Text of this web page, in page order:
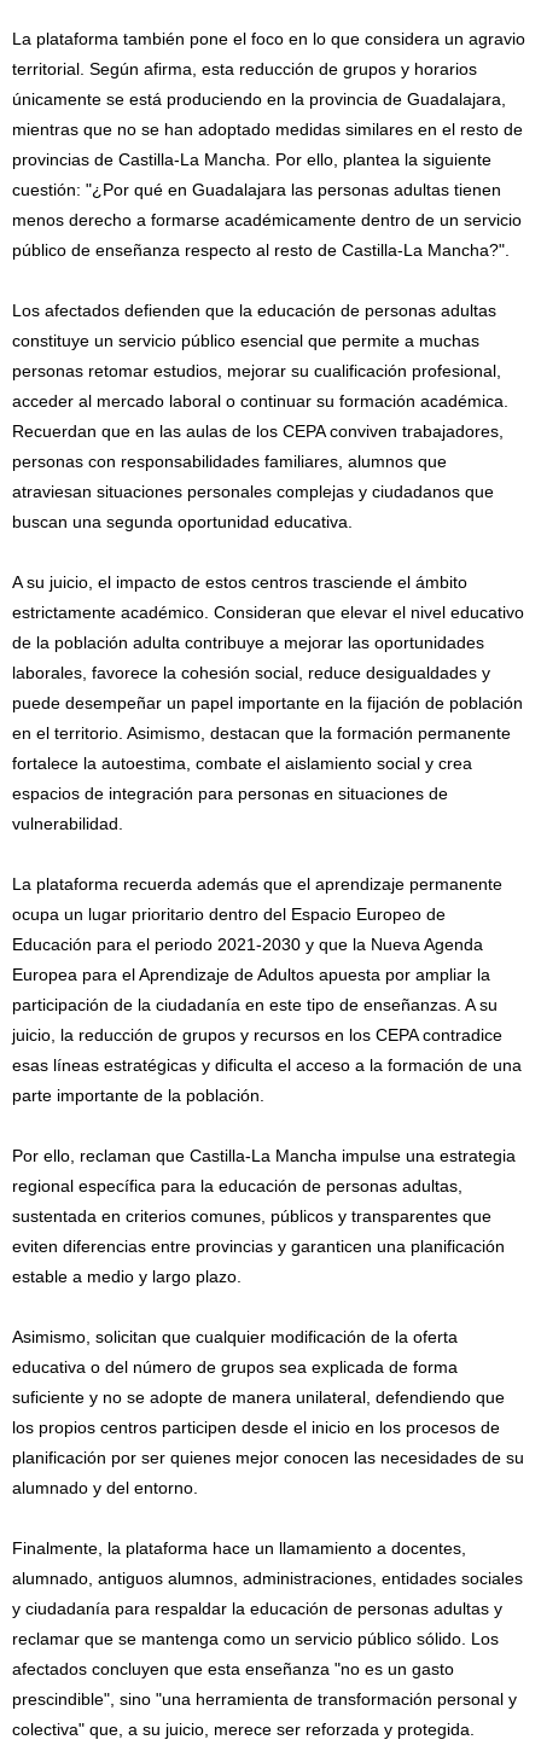
La plataforma también pone el foco en lo que considera un agravio
territorial. Según afirma, esta reducción de grupos y horarios
únicamente se está produciendo en la provincia de Guadalajara,
mientras que no se han adoptado medidas similares en el resto de
provincias de Castilla-La Mancha. Por ello, plantea la siguiente
cuestión: "¿Por qué en Guadalajara las personas adultas tienen
menos derecho a formarse académicamente dentro de un servicio
público de enseñanza respecto al resto de Castilla-La Mancha?".
Los afectados defienden que la educación de personas adultas
constituye un servicio público esencial que permite a muchas
personas retomar estudios, mejorar su cualificación profesional,
acceder al mercado laboral o continuar su formación académica.
Recuerdan que en las aulas de los CEPA conviven trabajadores,
personas con responsabilidades familiares, alumnos que
atraviesan situaciones personales complejas y ciudadanos que
buscan una segunda oportunidad educativa.
A su juicio, el impacto de estos centros trasciende el ámbito
estrictamente académico. Consideran que elevar el nivel educativo
de la población adulta contribuye a mejorar las oportunidades
laborales, favorece la cohesión social, reduce desigualdades y
puede desempeñar un papel importante en la fijación de población
en el territorio. Asimismo, destacan que la formación permanente
fortalece la autoestima, combate el aislamiento social y crea
espacios de integración para personas en situaciones de
vulnerabilidad.
La plataforma recuerda además que el aprendizaje permanente
ocupa un lugar prioritario dentro del Espacio Europeo de
Educación para el periodo 2021-2030 y que la Nueva Agenda
Europea para el Aprendizaje de Adultos apuesta por ampliar la
participación de la ciudadanía en este tipo de enseñanzas. A su
juicio, la reducción de grupos y recursos en los CEPA contradice
esas líneas estratégicas y dificulta el acceso a la formación de una
parte importante de la población.
Por ello, reclaman que Castilla-La Mancha impulse una estrategia
regional específica para la educación de personas adultas,
sustentada en criterios comunes, públicos y transparentes que
eviten diferencias entre provincias y garanticen una planificación
estable a medio y largo plazo.
Asimismo, solicitan que cualquier modificación de la oferta
educativa o del número de grupos sea explicada de forma
suficiente y no se adopte de manera unilateral, defendiendo que
los propios centros participen desde el inicio en los procesos de
planificación por ser quienes mejor conocen las necesidades de su
alumnado y del entorno.
Finalmente, la plataforma hace un llamamiento a docentes,
alumnado, antiguos alumnos, administraciones, entidades sociales
y ciudadanía para respaldar la educación de personas adultas y
reclamar que se mantenga como un servicio público sólido. Los
afectados concluyen que esta enseñanza "no es un gasto
prescindible", sino "una herramienta de transformación personal y
colectiva" que, a su juicio, merece ser reforzada y protegida.